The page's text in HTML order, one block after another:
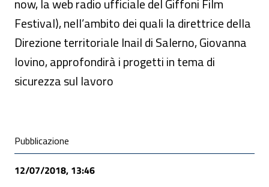
now, la web radio ufficiale del Giffoni Film
Festival), nell’ambito dei quali la direttrice della
Direzione territoriale Inail di Salerno, Giovanna
Iovino, approfondirà i progetti in tema di
sicurezza sul lavoro
Condivisione social
Pubblicazione
12/07/2018, 13:46